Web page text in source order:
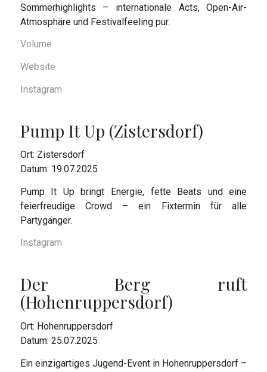
Sommerhighlights – internationale Acts, Open-Air-
Atmosphäre und Festivalfeeling pur.
Volume
Website
Instagram
Pump It Up (Zistersdorf)
Ort: Zistersdorf
Datum: 19.07.2025
Pump It Up bringt Energie, fette Beats und eine
feierfreudige Crowd – ein Fixtermin für alle
Partygänger.
Instagram
Der Berg ruft
(Hohenruppersdorf)
Ort: Hohenruppersdorf
Datum: 25.07.2025
Ein einzigartiges Jugend-Event in Hohenruppersdorf –